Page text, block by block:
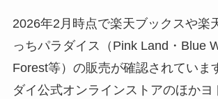
2026年2月時点で楽天ブックスや楽
っちパラダイス（Pink Land・Blue
Forest等）の販売が確認されていま
ダイ公式オンラインストアのほかヨ